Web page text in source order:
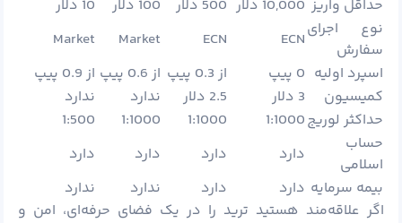
حداقل واریز 10,000 دلار 500 دلار 100 دلار
10 دلار
نوع اجرای
سفارش
ECN
ECN
Market
Market
اسپرد اولیه 0 پیپ از 0.3 پیپ از 0.6 پیپ
از 0.9 پیپ
کمیسیون
3 دلار 2.5 دلار ندارد
ندارد
حداکثر لوریج1:1000
1:1000
1:1000
1:500
حساب
اسلامی
دارد دارد دارد
دارد
بیمه سرمایه دارد دارد ندارد
ندارد
اگر علاقه‌مند هستید ترید را در یک فضای حرفه‌ای، امن و